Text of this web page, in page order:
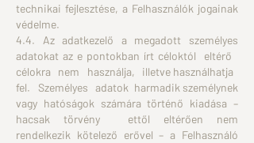
technikai fejlesztése, a Felhasználók jogainak
védelme.
4.4. Az adatkezelő a megadott személyes
adatokat az e pontokban írt céloktól eltérő
célokra nem használja, illetve használhatja
fel. Személyes adatok harmadik személynek
vagy hatóságok számára történő kiadása –
hacsak törvény ettől eltérően nem
rendelkezik kötelező erővel – a Felhasználó